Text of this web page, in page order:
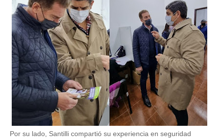
Por su lado, Santilli compartió su experiencia en seguridad